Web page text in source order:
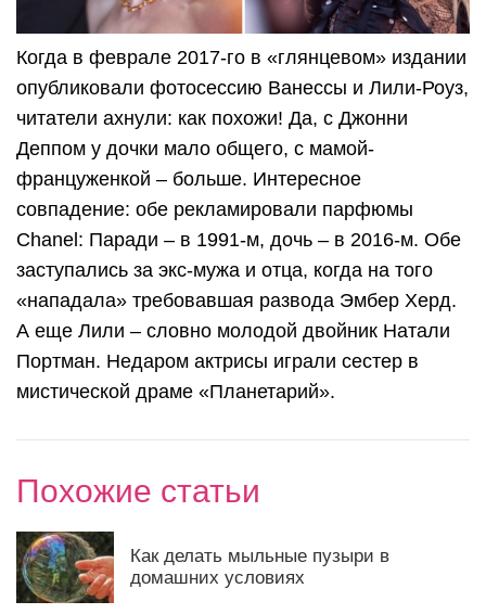
Когда в феврале 2017-го в «глянцевом» издании
опубликовали фотосессию Ванессы и Лили-Роуз,
читатели ахнули: как похожи! Да, с Джонни
Деппом у дочки мало общего, с мамой-
француженкой – больше. Интересное
совпадение: обе рекламировали парфюмы
Chanel: Паради – в 1991-м, дочь – в 2016-м. Обе
заступались за экс-мужа и отца, когда на того
«нападала» требовавшая развода Эмбер Херд.
А еще Лили – словно молодой двойник Натали
Портман. Недаром актрисы играли сестер в
мистической драме «Планетарий».
Похожие статьи
Как делать мыльные пузыри в
домашних условиях